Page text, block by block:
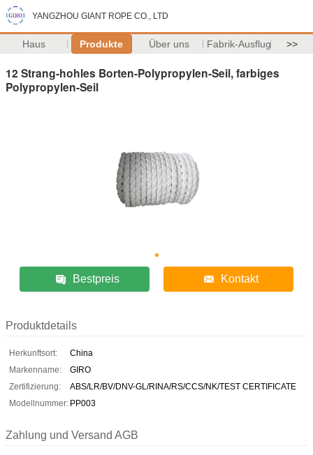
YANGZHOU GIANT ROPE CO., LTD
Haus Produkte Über uns Fabrik-Ausflug >>
12 Strang-hohles Borten-Polypropylen-Seil, farbiges
Polypropylen-Seil
Bestpreis Kontakt
Produktdetails
Herkunftsort:
China
Markenname:
GIRO
Zertifizierung:
ABS/LR/BV/DNV-GL/RINA/RS/CCS/NK/TEST CERTIFICATE
Modellnummer: PP003
Zahlung und Versand AGB